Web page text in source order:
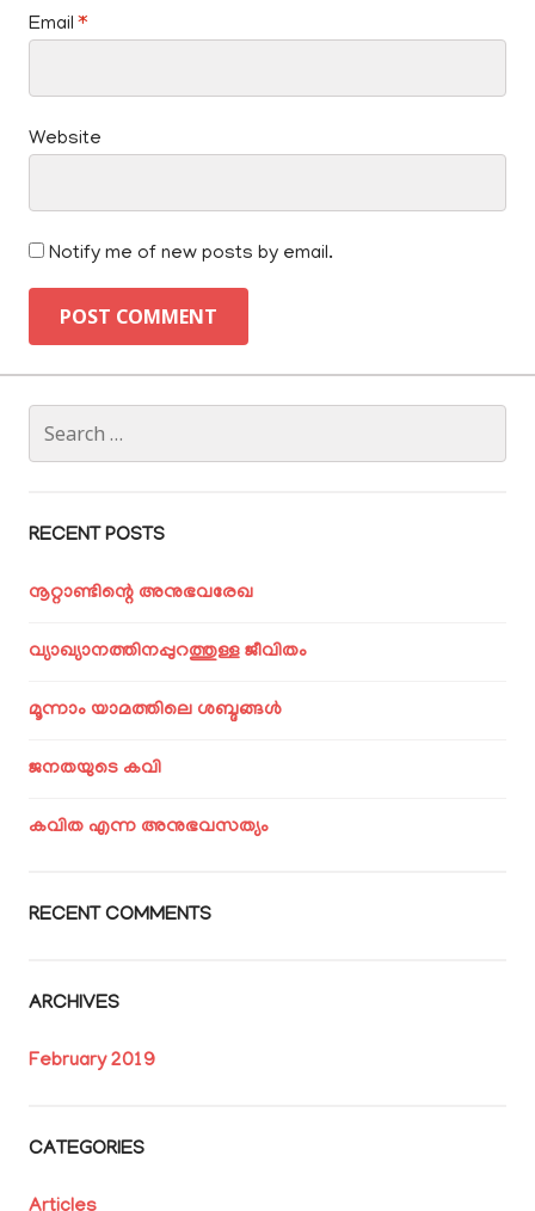
Email*
Website
Notify me of new posts by email.
for:
RECENT POSTS
നൂറ്റാണ്ടിന്റെ അനുഭവരേഖ
വ്യാഖ്യാനത്തിനപ്പുറത്തുള്ള ജീവിതം
മൂന്നാം യാമത്തിലെ ശബ്ദങ്ങൾ
ജനതയുടെ കവി
കവിത എന്ന അനുഭവസത്യം
RECENT COMMENTS
ARCHIVES
February 2019
CATEGORIES